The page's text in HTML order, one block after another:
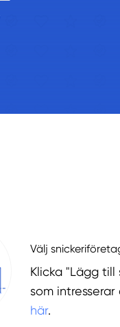
Välj
Klicka "Lägg
som
här.